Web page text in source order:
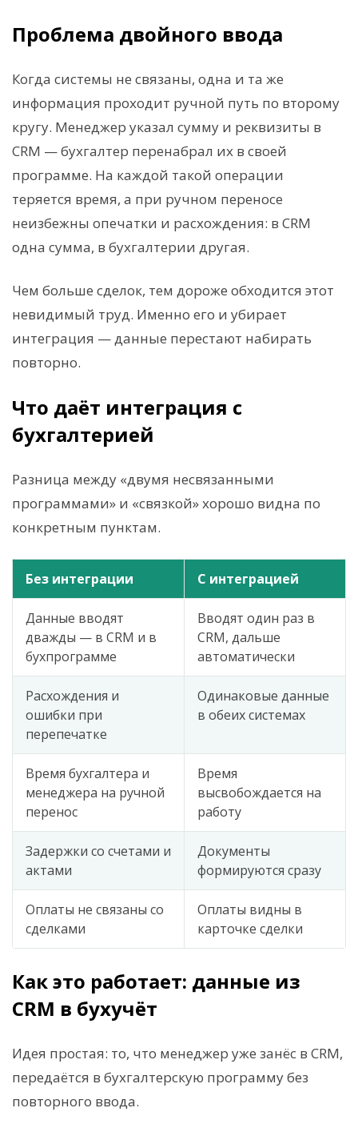
Проблема двойного ввода
Когда системы не связаны, одна и та же
информация проходит ручной путь по второму
кругу. Менеджер указал сумму и реквизиты в
CRM — бухгалтер перенабрал их в своей
программе. На каждой такой операции
теряется время, а при ручном переносе
неизбежны опечатки и расхождения: в CRM
одна сумма, в бухгалтерии другая.
Чем больше сделок, тем дороже обходится этот
невидимый труд. Именно его и убирает
интеграция — данные перестают набирать
повторно.
Что даёт интеграция с
бухгалтерией
Разница между «двумя несвязанными
программами» и «связкой» хорошо видна по
конкретным пунктам.
Без интеграции С интеграцией
Данные вводят
дважды — в CRM и в
бухпрограмме
Вводят один раз в
CRM, дальше
автоматически
Расхождения и
ошибки при
перепечатке
Одинаковые данные
в обеих системах
Время бухгалтера и
менеджера на ручной
перенос
Время
высвобождается на
работу
Задержки со счетами и
актами
Документы
формируются сразу
Оплаты не связаны со
сделками
Оплаты видны в
карточке сделки
Как это работает: данные из
CRM в бухучёт
Идея простая: то, что менеджер уже занёс в CRM,
передаётся в бухгалтерскую программу без
повторного ввода.